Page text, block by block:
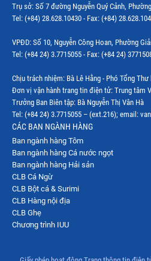
Thị trường Indonesia
Thị trường Mỹ
Thị trường Nga
Thị trường Hàn Quốc
Thị trường Nhật Bản
Thị trường Thái Lan
Thị trường Trung Quốc
Thị trường Philippines
Thị trường Tây Ban Nha
Thị trường thủy sản khác
Trụ sở: Số 7 đường Nguyễn Quý Cảnh,
Tel: (+84) 28.628.10430 - Fax: (+84)
VPĐD: Số 10, Nguyễn Công Hoan, Phường
Tel: (+84 24) 3.7715055 - Fax: (+84 24)
Chịu trách nhiệm: Bà Lê Hằng - Phó Tổng Thư
Đơn vị vận hành trang tin điện tử: Trung tâm
Trưởng Ban Biên tập: Bà Nguyễn Thị Vân Hà
Tel: (+84 24) 3.7715055 – (ext.216); email:
CÁC BAN NGÀNH HÀNG
Ban ngành hàng Tôm
Ban ngành hàng Cá nước ngọt
Ban ngành hàng Hải sản
CLB Cá Ngừ
CLB Bột cá & Surimi
CLB Hàng nội địa
CLB Ghẹ
Chương trình IUU